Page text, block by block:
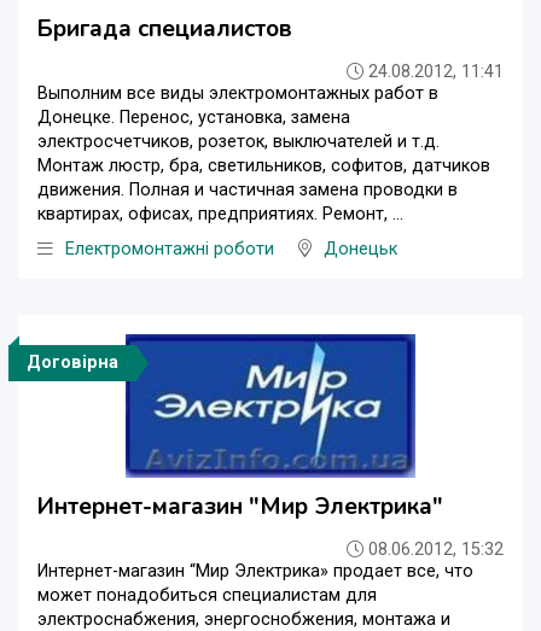
Бригада специалистов
24.08.2012, 11:41
Выполним все виды электромонтажных работ в
Донецке. Перенос, установка, замена
электросчетчиков, розеток, выключателей и т.д.
Монтаж люстр, бра, светильников, софитов, датчиков
движения. Полная и частичная замена проводки в
квартирах, офисах, предприятиях. Ремонт, ...
Електромонтажні роботи
Донецьк
Договірна
Интернет-магазин "Мир Электрика"
08.06.2012, 15:32
Интернет-магазин “Мир Электрика» продает все, что
может понадобиться специалистам для
электроснабжения, энергоснобжения, монтажа и